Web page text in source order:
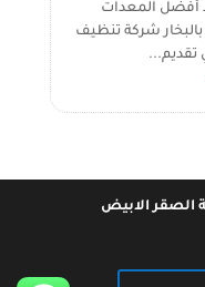
أفضل المعدات
شركة تنظيف
تقديم...
الصقر الابيض